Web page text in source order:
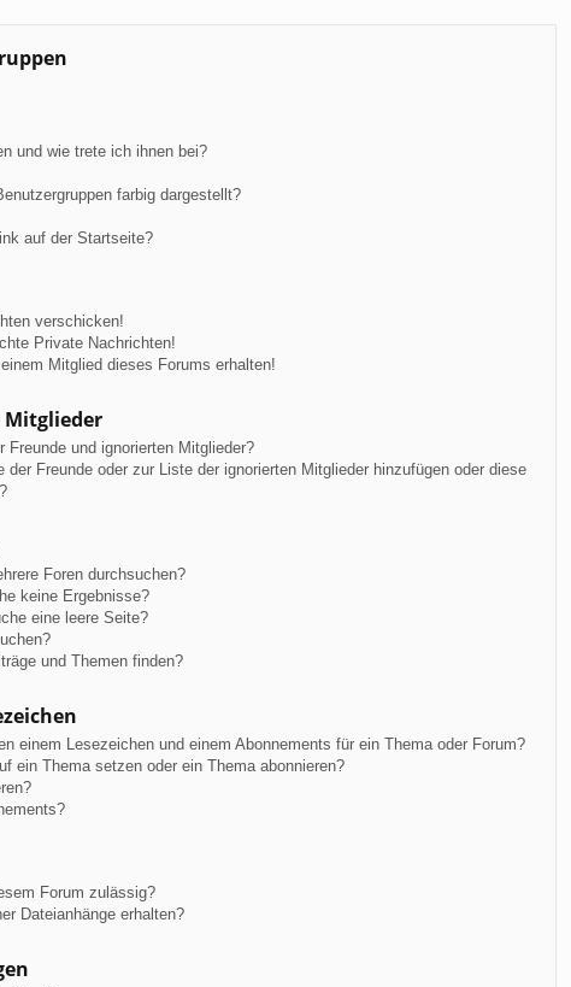
und wie trete ich ihnen bei?
farbig dargestellt?
auf der Startseite?
verschicken!
Private Nachrichten!
Mitglied dieses Forums erhalten!
Mitglieder
und ignorierten Mitglieder?
Freunde oder zur Liste der ignorierten Mitglieder hinzufügen oder diese
Foren durchsuchen?
keine Ergebnisse?
eine leere Seite?
und Themen finden?
einem Lesezeichen und einem Abonnements für ein Thema oder Forum?
ein Thema setzen oder ein Thema abonnieren?
Forum zulässig?
Dateianhänge erhalten?